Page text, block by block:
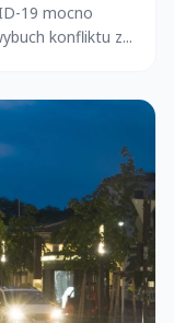
19 mocno
konfliktu z...